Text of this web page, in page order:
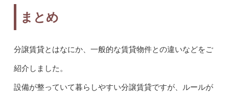
まとめ
分譲賃貸とはなにか、一般的な賃貸物件との違いなどをご
紹介しました。
設備が整っていて暮らしやすい分譲賃貸ですが、ルールが